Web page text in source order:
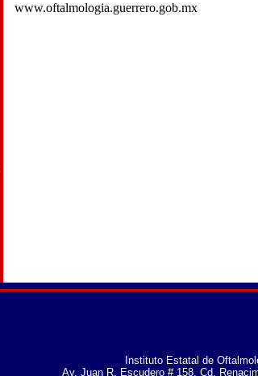
www.oftalmologia.guerrero.gob.mx
Instituto Estatal de
Av. Juan R. Escudero # 158, Cd.